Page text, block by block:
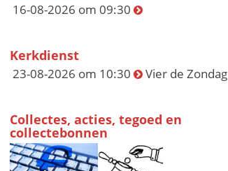
16-08-2026 om 09:30
Kerkdienst
23-08-2026 om 10:30 Vier de Zondag
Collectes, acties, tegoed en
collectebonnen